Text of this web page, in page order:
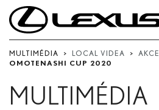
MULTIMÉDIA > LOCAL VIDEA > AKCE
OMOTENASHI CUP 2020
MULTIMÉDIA
Vyhledávání
podle
data:
Počáteční datum